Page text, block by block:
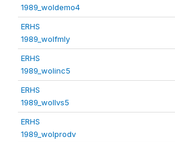
1989_woldemo4
ERHS
1989_wolfmly
ERHS
1989_wolinc5
ERHS
1989_wollvs5
ERHS
1989_wolprodv